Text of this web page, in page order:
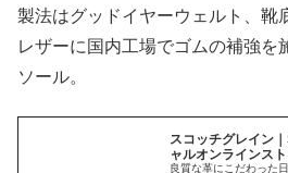
製法はグッドイヤーウェルト、靴
レザーに国内工場でゴムの補強を
ソール。
スコッチグレイン
ャルオンラインス
良質な革にこだわった